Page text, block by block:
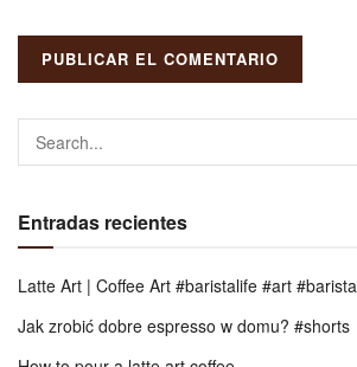
Entradas recientes
Latte Art | Coffee Art #baristalife #art #barista
Jak zrobić dobre espresso w domu? #shorts